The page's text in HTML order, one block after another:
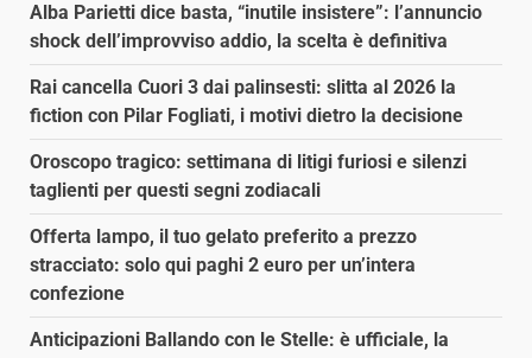
Alba Parietti dice basta, “inutile insistere”: l’annuncio
shock dell’improvviso addio, la scelta è definitiva
Rai cancella Cuori 3 dai palinsesti: slitta al 2026 la
fiction con Pilar Fogliati, i motivi dietro la decisione
Oroscopo tragico: settimana di litigi furiosi e silenzi
taglienti per questi segni zodiacali
Offerta lampo, il tuo gelato preferito a prezzo
stracciato: solo qui paghi 2 euro per un’intera
confezione
Anticipazioni Ballando con le Stelle: è ufficiale, la